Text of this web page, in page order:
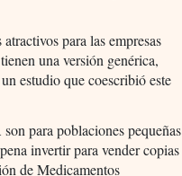
para las empresas
una versión genérica,
estudio que coescribió este
para poblaciones pequeñas
invertir para vender copias
de Medicamentos